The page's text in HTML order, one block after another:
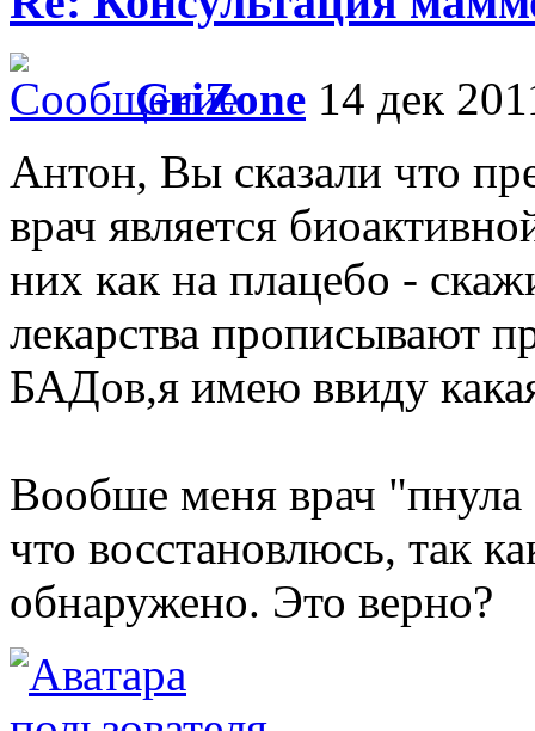
GriZone 14 дек
Антон, Вы сказали что
врач является
них как на плацебо -
лекарства прописывают
БАДов,я имею ввиду
Вообше меня врач "пнула
что восстановлюсь, так
обнаружено. Это верно?